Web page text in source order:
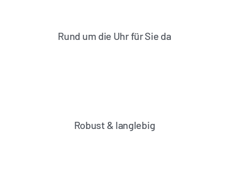
Rund um die Uhr für Sie da
Robust & langlebig